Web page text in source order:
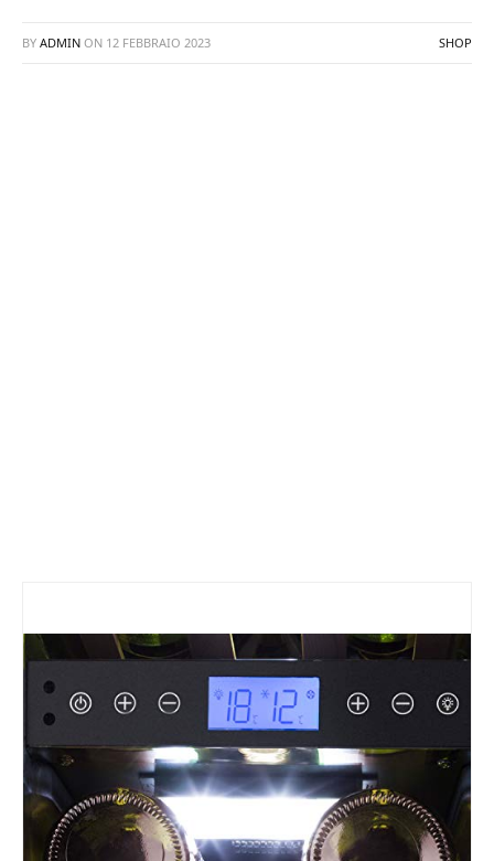
BY ADMIN ON 12 FEBBRAIO 2023 SHOP